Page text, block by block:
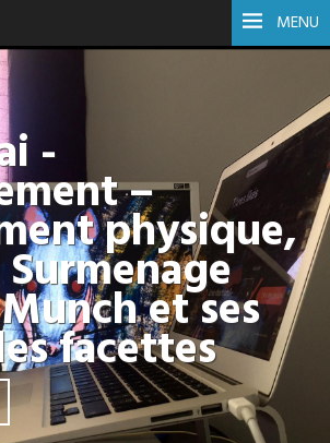
MENU
-
–
physique,
et ses
facettes